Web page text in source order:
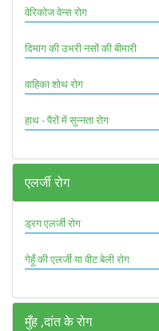
वेरिकोज वेन्स रोग
दिमाग की उभरी नसों की बीमारी
वाहिका शोथ रोग
हाथ - पैरों में सुन्नता रोग
एलर्जी रोग
ड्रग एलर्जी रोग
गेहूँ की एलर्जी या वीट बेली रोग
मुँह ,दांत के रोग